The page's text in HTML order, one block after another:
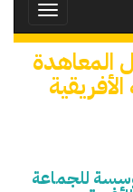
Toggle
المعاهدة
للجماعة